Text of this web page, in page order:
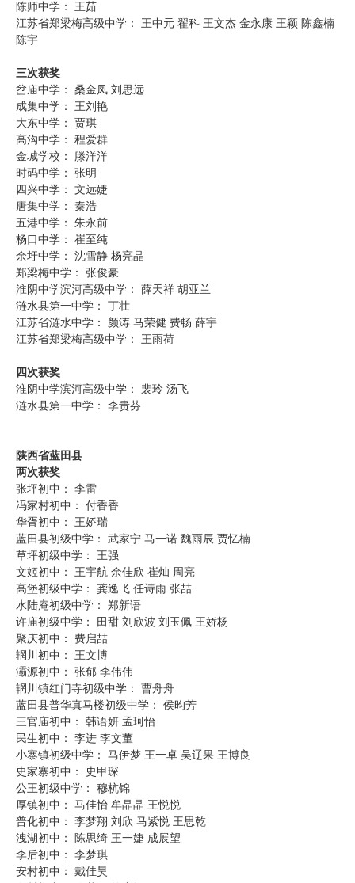
陈师中学： 王茹
江苏省郑梁梅高级中学： 王中元 翟科 王文杰 金永康 王颖 陈鑫楠
陈宇
三次获奖
岔庙中学： 桑金凤 刘思远
成集中学： 王刘艳
大东中学： 贾琪
高沟中学： 程爱群
金城学校： 滕洋洋
时码中学： 张明
四兴中学： 文远婕
唐集中学： 秦浩
五港中学： 朱永前
杨口中学： 崔至纯
余圩中学： 沈雪静 杨亮晶
郑梁梅中学： 张俊豪
淮阴中学滨河高级中学： 薛天祥 胡亚兰
涟水县第一中学： 丁壮
江苏省涟水中学： 颜涛 马荣健 费畅 薛宇
江苏省郑梁梅高级中学： 王雨荷
四次获奖
淮阴中学滨河高级中学： 裴玲 汤飞
涟水县第一中学： 李贵芬
陕西省蓝田县
两次获奖
张坪初中： 李雷
冯家村初中： 付香香
华胥初中： 王娇瑞
蓝田县初级中学： 武家宁 马一诺 魏雨辰 贾忆楠
草坪初级中学： 王强
文姬初中： 王宇航 余佳欣 崔灿 周亮
高堡初级中学： 龚逸飞 任诗雨 张喆
水陆庵初级中学： 郑新语
许庙初级中学： 田甜 刘欣波 刘玉佩 王娇杨
聚庆初中： 费启喆
辋川初中： 王文博
灞源初中： 张郁 李伟伟
辋川镇红门寺初级中学： 曹舟舟
蓝田县普华真马楼初级中学： 侯昀芳
三官庙初中： 韩语妍 孟珂怡
民生初中： 李进 李文董
小寨镇初级中学： 马伊梦 王一卓 吴辽果 王博良
史家寨初中： 史甲琛
公王初级中学： 穆杭锦
厚镇初中： 马佳怡 牟晶晶 王悦悦
普化初中： 李梦翔 刘欣 马紫悦 王思乾
洩湖初中： 陈思绮 王一婕 成展望
李后初中： 李梦琪
安村初中： 戴佳昊